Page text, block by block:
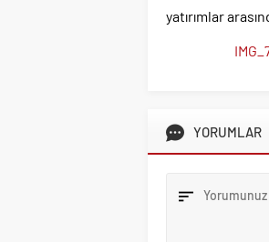
yatırımlar
YORUMLAR